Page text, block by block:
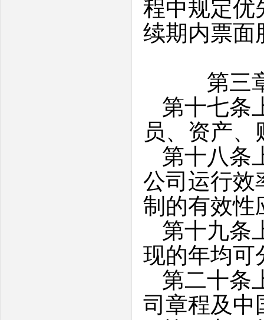
程中规定优
续期内票面
第三
第十七条
员、资产
第十八条
公司运行效
制的有效性
第十九条
现的年均可
第二十条
司章程及中